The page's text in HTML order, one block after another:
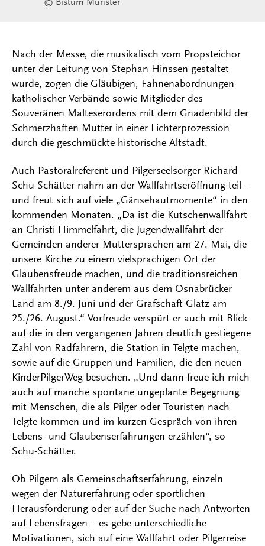
Nach der Messe, die musikalisch vom Propsteichor
unter der Leitung von Stephan Hinssen gestaltet
wurde, zogen die Gläubigen, Fahnenabordnungen
katholischer Verbände sowie Mitglieder des
Souveränen Malteserordens mit dem Gnadenbild der
Schmerzhaften Mutter in einer Lichterprozession
durch die geschmückte historische Altstadt.
Auch Pastoralreferent und Pilgerseelsorger Richard
Schu-Schätter nahm an der Wallfahrtseröffnung teil –
und freut sich auf viele „Gänsehautmomente“ in den
kommenden Monaten. „Da ist die Kutschenwallfahrt
an Christi Himmelfahrt, die Jugendwallfahrt der
Gemeinden anderer Muttersprachen am 27. Mai, die
unsere Kirche zu einem vielsprachigen Ort der
Glaubensfreude machen, und die traditionsreichen
Wallfahrten unter anderem aus dem Osnabrücker
Land am 8./9. Juni und der Grafschaft Glatz am
25./26. August.“ Vorfreude verspürt er auch mit Blick
auf die in den vergangenen Jahren deutlich gestiegene
Zahl von Radfahrern, die Station in Telgte machen,
sowie auf die Gruppen und Familien, die den neuen
KinderPilgerWeg besuchen. „Und dann freue ich mich
auch auf manche spontane ungeplante Begegnung
mit Menschen, die als Pilger oder Touristen nach
Telgte kommen und im kurzen Gespräch von ihren
Lebens- und Glaubenserfahrungen erzählen“, so
Schu-Schätter.
Ob Pilgern als Gemeinschaftserfahrung, einzeln
wegen der Naturerfahrung oder sportlichen
Herausforderung oder auf der Suche nach Antworten
auf Lebensfragen – es gebe unterschiedliche
Motivationen, sich auf eine Wallfahrt oder Pilgerreise